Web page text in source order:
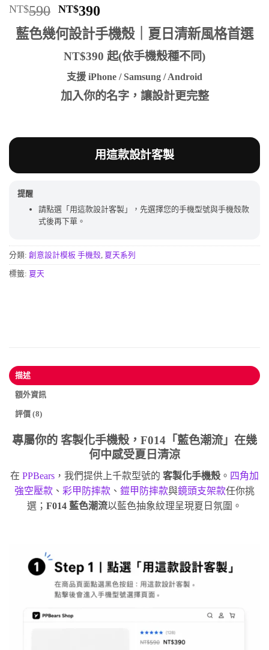
評分4.88
/ 5，已有
8
位顧客進
行評分
NT$590 原
始
價
格：
NT$590。
NT$390
前
價
格：
NT$390。
藍色幾何設計手機殼｜夏日清新風格首選
NT$390 起(依手機殼種不同)
支援 iPhone / Samsung / Android
加入你的名字，讓設計更完整
用這款設計客製
提醒
請點選「用這款設計客製」，先選擇您的手機型號與手機殼款
式後再下單。
分類: 創意設計模板 手機殼 夏天系列
標籤: 夏天
描述
額外資訊
評價 (8)
專屬你的 客製化手機殼，F014「藍色潮流」在幾
何中感受夏日清涼
在 PPBears ，我們提供上千款型號的 客製化手機殼 。 四角加
強空壓款 、 彩甲防摔款 、 鎧甲防摔款與鏡頭支架款任你挑
選； F014 藍色潮流以藍色抽象紋理呈現夏日氛圍。